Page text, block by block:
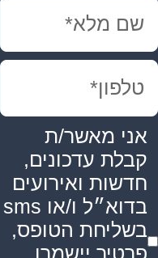
אני מאשר/ת
קבלת עדכונים,
חדשות ואירועים
בדוא״ל ו/או sms
בשליחת הטופס,
פרטיך יישמרו